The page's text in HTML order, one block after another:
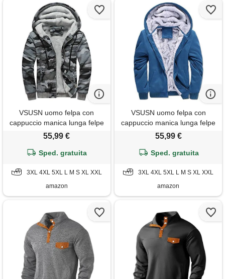
VSUSN uomo felpa con
cappuccio manica lunga felpe
con cappuccio vello foderato
hoodies con cerniera cappotto
giacca inverno caldo, grigio
55,99 €
Sped. gratuita
3XL 4XL 5XL L M S XL XXL
amazon
VSUSN uomo felpa con
cappuccio manica lunga felpe
con cappuccio vello foderato
hoodies con cerniera cappotto
giacca inverno caldo, blu, 4xl
55,99 €
Sped. gratuita
3XL 4XL 5XL L M S XL XXL
amazon